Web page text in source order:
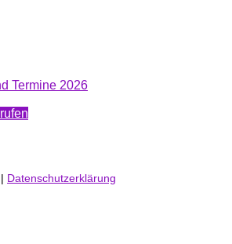
Termine 2026
Datenschutzerklärung